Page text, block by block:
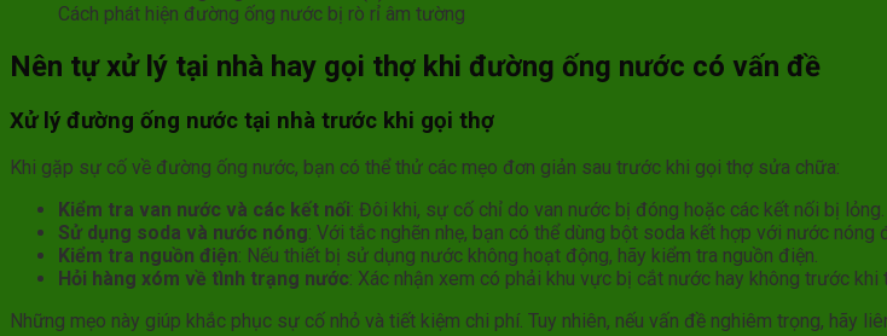
Cách phát hiện đường ống nước bị rò rỉ âm tường
Nên tự xử lý tại nhà hay gọi thợ khi đường ống nước có vấn đề
Xử lý đường ống nước tại nhà trước khi gọi thợ
Khi gặp sự cố về đường ống nước, bạn có thể thử các mẹo đơn giản sau trước khi gọi thợ sửa chữa:
Kiểm tra van nước và các kết nối: Đôi khi, sự cố chỉ do van nước bị đóng hoặc các kết nối bị lỏng.
Sử dụng soda và nước nóng: Với tắc nghẽn nhẹ, bạn có thể dùng bột soda kết hợp với nước
Kiểm tra nguồn điện: Nếu thiết bị sử dụng nước không hoạt động, hãy kiểm tra nguồn điện.
Hỏi hàng xóm về tình trạng nước: Xác nhận xem có phải khu vực bị cắt nước hay không trước khi
Những mẹo này giúp khắc phục sự cố nhỏ và tiết kiệm chi phí. Tuy nhiên, nếu vấn đề nghiêm trọng, hãy